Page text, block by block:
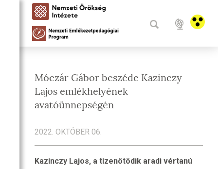
Móczár Gábor beszéde Kazinczy
Lajos emlékhelyének
avatóünnepségén
2022. OKTÓBER 06.
Kazinczy Lajos, a tizenötödik aradi vértanú